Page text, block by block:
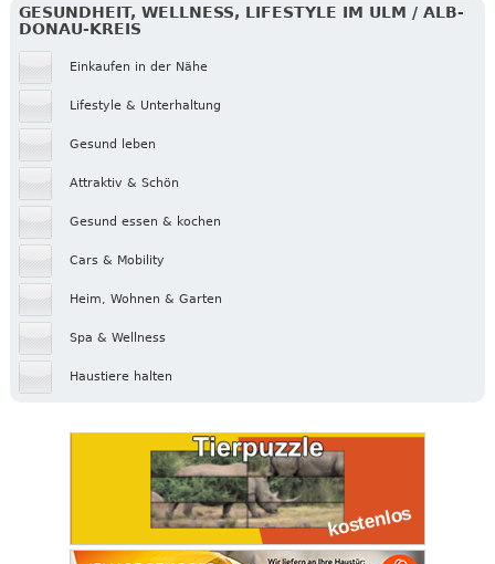
GESUNDHEIT, WELLNESS, LIFESTYLE IM ULM / ALB-
DONAU-KREIS
Einkaufen in der Nähe
Lifestyle & Unterhaltung
Gesund leben
Attraktiv & Schön
Gesund essen & kochen
Cars & Mobility
Heim, Wohnen & Garten
Spa & Wellness
Haustiere halten